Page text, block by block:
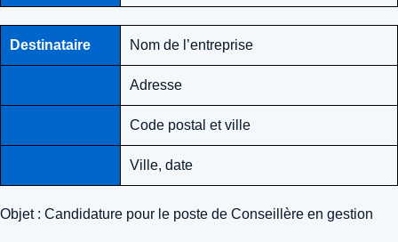
Destinataire Nom de l’entreprise
Adresse
Code postal et ville
Ville, date
Objet : Candidature pour le poste de Conseillère en gestion